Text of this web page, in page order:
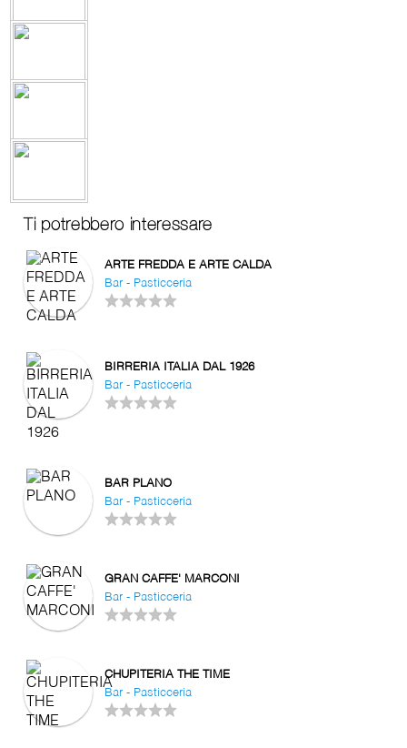
Ti potrebbero interessare
ARTE FREDDA E ARTE CALDA
Bar - Pasticceria
BIRRERIA ITALIA DAL 1926
Bar - Pasticceria
BAR PLANO
Bar - Pasticceria
GRAN CAFFE' MARCONI
Bar - Pasticceria
CHUPITERIA THE TIME
Bar - Pasticceria